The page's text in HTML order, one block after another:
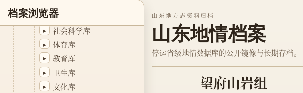
山东地方志资料归档
山东地情档案
停运省级地情数据库的公开镜像与长期存档。
望府山岩组
档案浏览器
▸ 进出口商品检验库
▸ 科学技术库
▸ 社会科学库
▸ 体育库
▸ 教育库
▸ 卫生库
▸ 文化库